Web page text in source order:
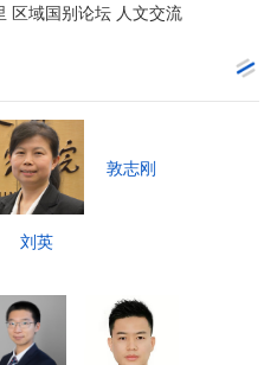
区域国别论坛 人文交流
刘英
敦志刚